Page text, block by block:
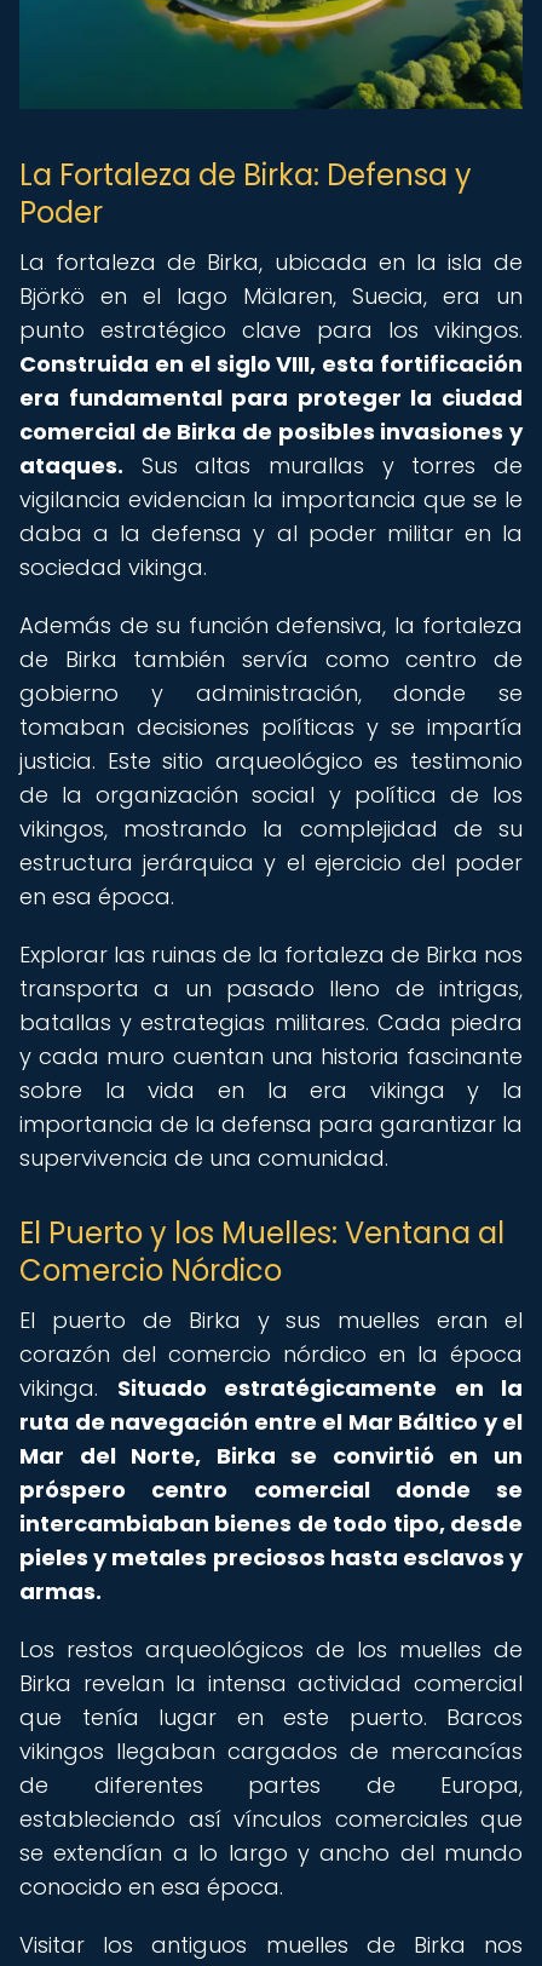
La Fortaleza de Birka: Defensa y
Poder
La fortaleza de Birka, ubicada en la isla de
Björkö en el lago Mälaren, Suecia, era un
punto estratégico clave para los vikingos.
Construida en el siglo VIII, esta fortificación
era fundamental para proteger la ciudad
comercial de Birka de posibles invasiones y
ataques. Sus altas murallas y torres de
vigilancia evidencian la importancia que se le
daba a la defensa y al poder militar en la
sociedad vikinga.
Además de su función defensiva, la fortaleza
de Birka también servía como centro de
gobierno y administración, donde se
tomaban decisiones políticas y se impartía
justicia. Este sitio arqueológico es testimonio
de la organización social y política de los
vikingos, mostrando la complejidad de su
estructura jerárquica y el ejercicio del poder
en esa época.
Explorar las ruinas de la fortaleza de Birka nos
transporta a un pasado lleno de intrigas,
batallas y estrategias militares. Cada piedra
y cada muro cuentan una historia fascinante
sobre la vida en la era vikinga y la
importancia de la defensa para garantizar la
supervivencia de una comunidad.
El Puerto y los Muelles: Ventana al
Comercio Nórdico
El puerto de Birka y sus muelles eran el
corazón del comercio nórdico en la época
vikinga. Situado estratégicamente en la
ruta de navegación entre el Mar Báltico y el
Mar del Norte, Birka se convirtió en un
próspero centro comercial donde se
intercambiaban bienes de todo tipo, desde
pieles y metales preciosos hasta esclavos y
armas.
Los restos arqueológicos de los muelles de
Birka revelan la intensa actividad comercial
que tenía lugar en este puerto. Barcos
vikingos llegaban cargados de mercancías
de diferentes partes de Europa,
estableciendo así vínculos comerciales que
se extendían a lo largo y ancho del mundo
conocido en esa época.
Visitar los antiguos muelles de Birka nos